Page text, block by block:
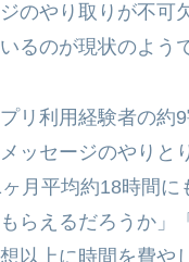
のやり取りが不可
るのが現状のよう
リ利用経験者の約9
ッセージのやり
月平均約18時間
らえるだろうか
以上に時間を費